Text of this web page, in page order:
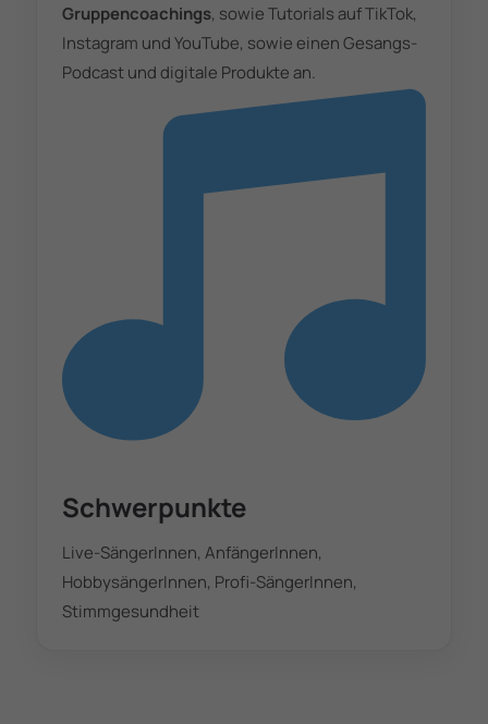
Gruppencoachings, sowie Tutorials auf TikTok,
Instagram und YouTube, sowie einen Gesangs-
Podcast und digitale Produkte an.
Schwerpunkte
Live-SängerInnen, AnfängerInnen,
HobbysängerInnen, Profi-SängerInnen,
Stimmgesundheit